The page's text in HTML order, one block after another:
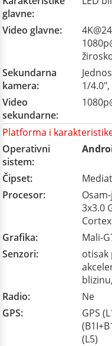
glavne:
Video glavne:
Sekundarna
kamera:
1/
Video
sekundarne:
Platforma i
Operativni
sistem:
Čipset:
Procesor:
3x3.0
Grafika:
Mali-
Senzori:
otisak
Radio:
Ne
GPS:
GPS
(L5)